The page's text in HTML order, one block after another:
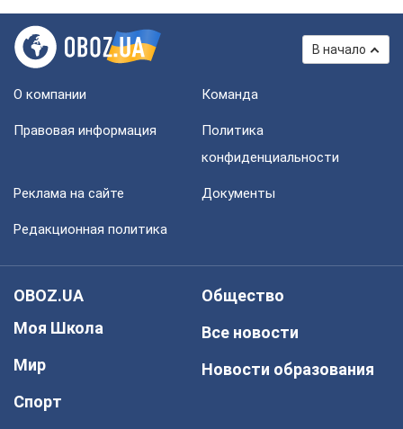
В начало
О компании Команда
Правовая информация
Политика
конфиденциальности
Реклама на сайте Документы
Редакционная политика
OBOZ.UA
Моя Школа
Мир
Спорт
Общество
Все новости
Новости образования